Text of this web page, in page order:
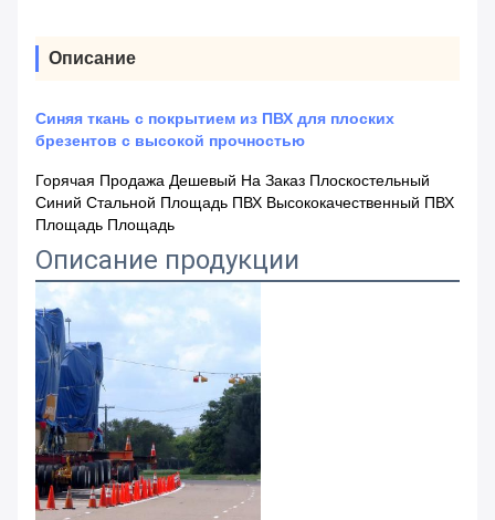
Описание
Синяя ткань с покрытием из ПВХ для плоских
брезентов с высокой прочностью
Горячая Продажа Дешевый На Заказ Плоскостельный
Синий Стальной Площадь ПВХ Высококачественный ПВХ
Площадь Площадь
Описание продукции